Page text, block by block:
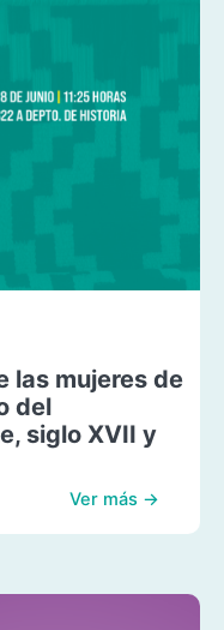
las mujeres de
del
siglo XVII y
Ver más →